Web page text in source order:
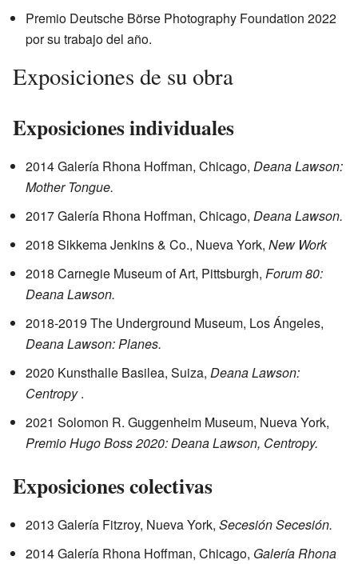
Premio Deutsche Börse Photography Foundation 2022
por su trabajo del año.
Exposiciones de su obra
Exposiciones individuales
2014 Galería Rhona Hoffman, Chicago, Deana Lawson:
Mother Tongue.
2017 Galería Rhona Hoffman, Chicago, Deana Lawson.
2018 Sikkema Jenkins & Co., Nueva York, New Work
2018 Carnegie Museum of Art, Pittsburgh, Forum 80:
Deana Lawson.
2018-2019 The Underground Museum, Los Ángeles,
Deana Lawson: Planes.
2020 Kunsthalle Basilea, Suiza, Deana Lawson:
Centropy.
2021 Solomon R. Guggenheim Museum, Nueva York,
Premio Hugo Boss 2020: Deana Lawson, Centropy.
Exposiciones colectivas
2013 Galería Fitzroy, Nueva York, Secesión Secesión.
2014 Galería Rhona Hoffman, Chicago, Galería Rhona